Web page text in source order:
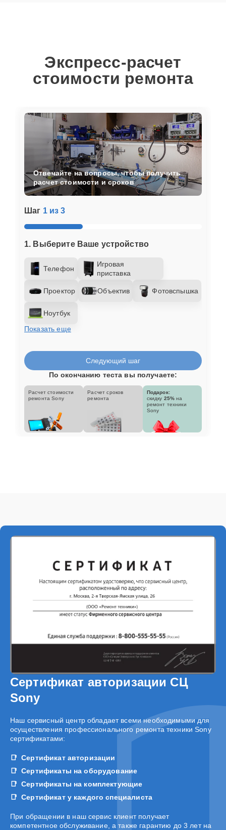
Экспресс-расчет
стоимости ремонта
Шаг 1 из 3
1. Выберите Ваше устройство
Телефон
Игровая
приставка
Проектор Объектив Фотовспышка
Ноутбук
Показать еще
Отвечайте на вопросы, чтобы получить
расчет стоимости и сроков
Следующий шаг
По окончанию теста вы получаете:
Расчет стоимости
ремонта Sony
Расчет сроков
ремонта
Подарок:
скидку 25% на
ремонт техники
Sony
Сертификат авторизации СЦ
Sony
Наш сервисный центр обладает всеми необходимыми для
осуществления профессионального ремонта техники Sony
сертификатами:
Сертификат авторизации
Сертификаты на оборудование
Сертификаты на комплектующие
Сертификат у каждого специалиста
При обращении в наш сервис клиент получает
компетентное обслуживание, а также гарантию до 3 лет на